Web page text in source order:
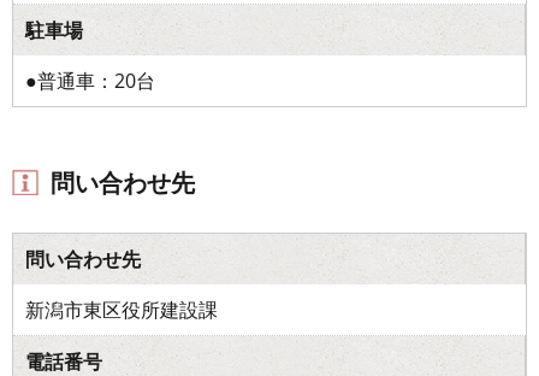
駐車場
●普通車：20台
問い合わせ先
問い合わせ先
新潟市東区役所建設課
電話番号